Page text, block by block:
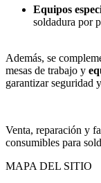
Equipos
soldadura por
Además, se
mesas de trabajo y
garantizar seguridad
Venta, reparación y
consumibles para
MAPA DEL SITIO